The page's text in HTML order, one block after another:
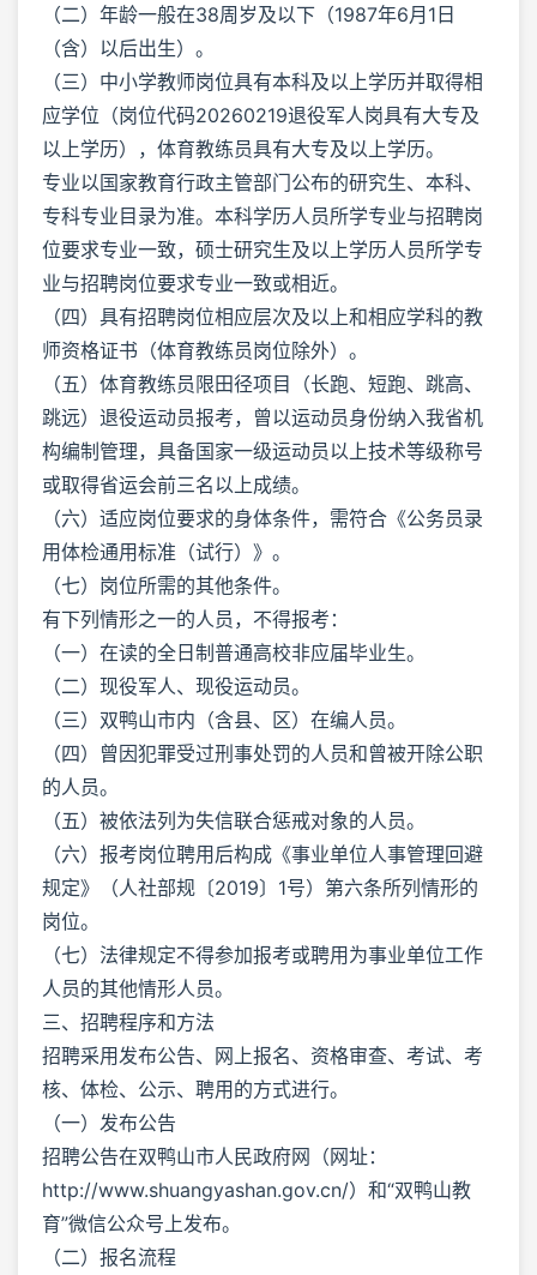
（二）年龄一般在38周岁及以下（1987年6月1日
（含）以后出生）。
（三）中小学教师岗位具有本科及以上学历并取得相
应学位（岗位代码20260219退役军人岗具有大专及
以上学历），体育教练员具有大专及以上学历。
专业以国家教育行政主管部门公布的研究生、本科、
专科专业目录为准。本科学历人员所学专业与招聘岗
位要求专业一致，硕士研究生及以上学历人员所学专
业与招聘岗位要求专业一致或相近。
（四）具有招聘岗位相应层次及以上和相应学科的教
师资格证书（体育教练员岗位除外）。
（五）体育教练员限田径项目（长跑、短跑、跳高、
跳远）退役运动员报考，曾以运动员身份纳入我省机
构编制管理，具备国家一级运动员以上技术等级称号
或取得省运会前三名以上成绩。
（六）适应岗位要求的身体条件，需符合《公务员录
用体检通用标准（试行）》。
（七）岗位所需的其他条件。
有下列情形之一的人员，不得报考：
（一）在读的全日制普通高校非应届毕业生。
（二）现役军人、现役运动员。
（三）双鸭山市内（含县、区）在编人员。
（四）曾因犯罪受过刑事处罚的人员和曾被开除公职
的人员。
（五）被依法列为失信联合惩戒对象的人员。
（六）报考岗位聘用后构成《事业单位人事管理回避
规定》（人社部规〔2019〕1号）第六条所列情形的
岗位。
（七）法律规定不得参加报考或聘用为事业单位工作
人员的其他情形人员。
三、招聘程序和方法
招聘采用发布公告、网上报名、资格审查、考试、考
核、体检、公示、聘用的方式进行。
（一）发布公告
招聘公告在双鸭山市人民政府网（网址：
http://www.shuangyashan.gov.cn/）和“双鸭山教
育”微信公众号上发布。
（二）报名流程